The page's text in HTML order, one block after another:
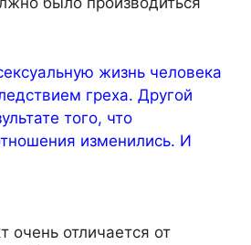
жизнь человека
греха. Другой
того, что
изменились. И
очень отличается от